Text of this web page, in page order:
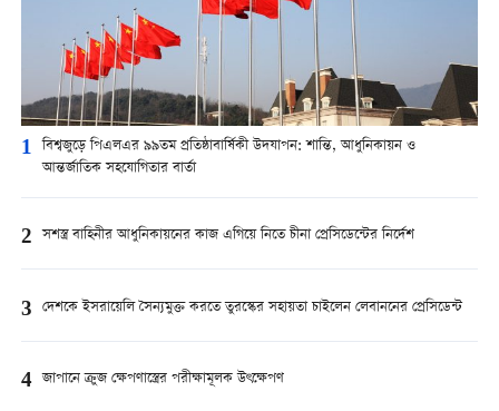
1 বিশ্বজুড়ে পিএলএর ৯৯তম প্রতিষ্ঠাবার্ষিকী উদযাপন: শান্তি, আধুনিকায়ন ও
আন্তর্জাতিক সহযোগিতার বার্তা
2 সশস্ত্র বাহিনীর আধুনিকায়নের কাজ এগিয়ে নিতে চীনা প্রেসিডেন্টের নির্দেশ
3 দেশকে ইসরায়েলি সৈন্যমুক্ত করতে তুরস্কের সহায়তা চাইলেন লেবাননের প্রেসিডেন্ট
4 জাপানে ক্রুজ ক্ষেপণাস্ত্রের পরীক্ষামূলক উৎক্ষেপণ